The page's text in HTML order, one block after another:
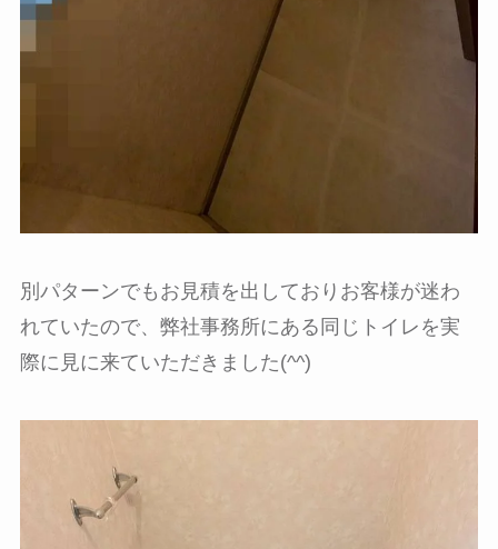
別パターンでもお見積を出しておりお客様が迷わ
れていたので、弊社事務所にある同じトイレを実
際に見に来ていただきました(^^)